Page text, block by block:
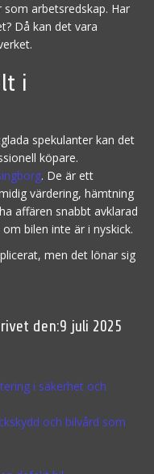
arbetsredskap. Har
Då kan det vara
i
spekulanter kan det
köpare.
. De är ett
värdering, hämtning
affären snabbt avklarad
bilen inte är i nyskick.
men det lönar sig
9 juli 2025
i säkerhet och
och bilvård som